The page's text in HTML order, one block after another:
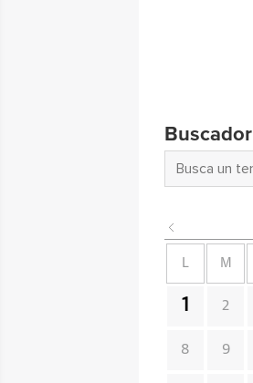
Buscador
L M
1 2
8 9